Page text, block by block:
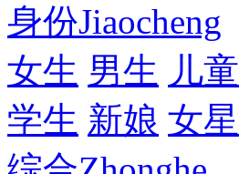
身份Jiaocheng
女生 男生 儿童
学生 新娘 女星